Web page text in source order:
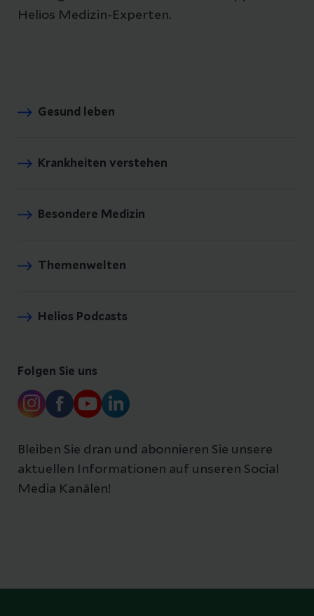
Helios Medizin-Experten.
Gesund leben
Krankheiten verstehen
Besondere Medizin
Themenwelten
Helios Podcasts
Folgen Sie uns
Bleiben Sie dran und abonnieren Sie unsere
aktuellen Informationen auf unseren Social
Media Kanälen!